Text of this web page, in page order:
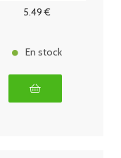
5.49 €
En stock